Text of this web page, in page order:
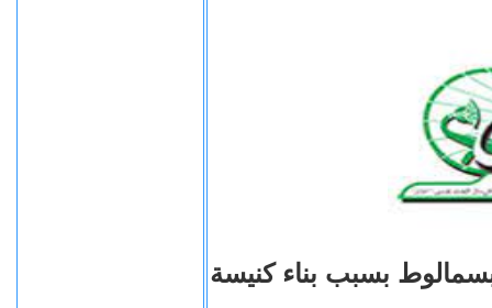
بسبب بناء كنيسة